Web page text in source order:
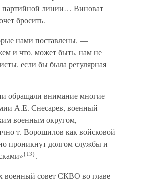
партийной линии… Виноват
бросить.
нами поставлены, —
и что, может быть, нам не
если бы была регулярная
обращали внимание многие
А.Е. Снесарев, военный
военным округом,
т. Ворошилов как войсковой
проникнут долгом службы и
{13}.
военный совет СКВО во главе